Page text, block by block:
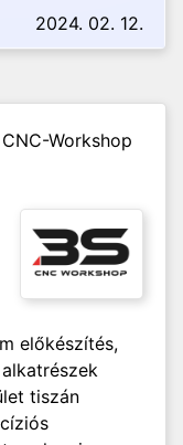
2024. 02. 12.
CNC-Workshop
előkészítés,
tiszán